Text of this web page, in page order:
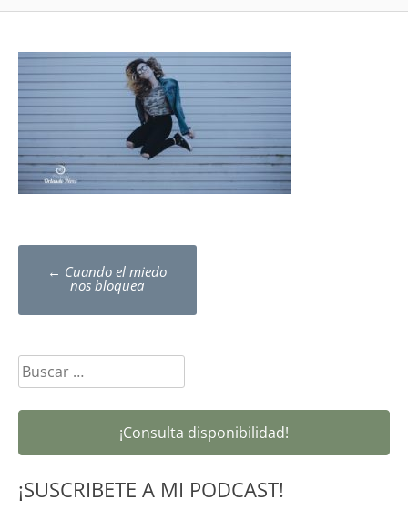
Post
navigation
← Cuando el miedo
nos bloquea
Buscar:
¡Consulta disponibilidad!
¡SUSCRIBETE A MI PODCAST!